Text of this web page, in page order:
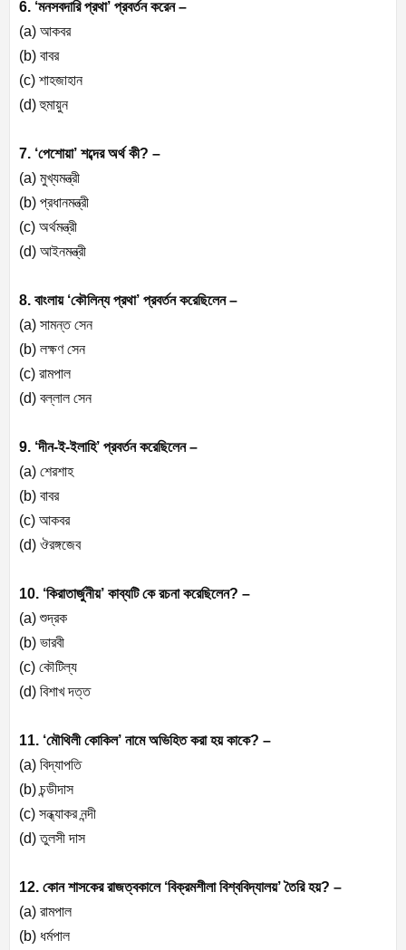
6. ‘মনসবদারি প্রথা’ প্রবর্তন করেন –
(a) আকবর
(b) বাবর
(c) শাহজাহান
(d) হুমায়ুন
7. ‘পেশোয়া’ শব্দের অর্থ কী? –
(a) মুখ্যমন্ত্রী
(b) প্রধানমন্ত্রী
(c) অর্থমন্ত্রী
(d) আইনমন্ত্রী
8. বাংলায় ‘কৌলিন্য প্রথা’ প্রবর্তন করেছিলেন –
(a) সামন্ত সেন
(b) লক্ষণ সেন
(c) রামপাল
(d) বল্লাল সেন
9. ‘দীন-ই-ইলাহি’ প্রবর্তন করেছিলেন –
(a) শেরশাহ
(b) বাবর
(c) আকবর
(d) ঔরঙ্গজেব
10. ‘কিরাতার্জুনীয়’ কাব্যটি কে রচনা করেছিলেন? –
(a) শুদ্রক
(b) ভারবী
(c) কৌটিল্য
(d) বিশাখ দত্ত
11. ‘মৌথিলী কোকিল’ নামে অভিহিত করা হয় কাকে? –
(a) বিদ্যাপতি
(b) চন্ডীদাস
(c) সন্ধ্যাকর নন্দী
(d) তুলসী দাস
12. কোন শাসকের রাজত্বকালে ‘বিক্রমশীলা বিশ্ববিদ্যালয়’ তৈরি হয়? –
(a) রামপাল
(b) ধর্মপাল